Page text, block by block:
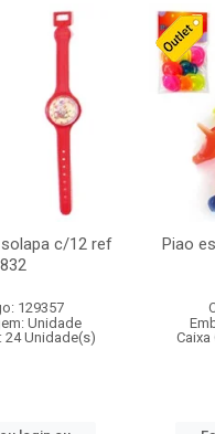
c/12 ref
832
129357
Unidade
24 Unidade(s)
Piao
Caixa